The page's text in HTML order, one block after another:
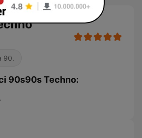
90.
90s90s Techno: